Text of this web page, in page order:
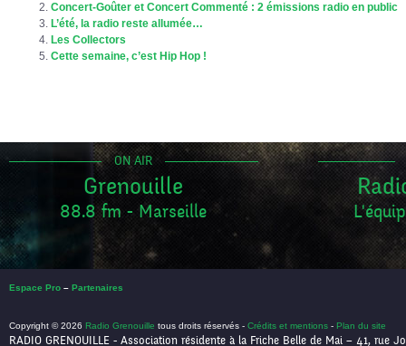
Concert-Goûter et Concert Commenté : 2 émissions radio en public
L’été, la radio reste allumée…
Les Collectors
Cette semaine, c’est Hip Hop !
ON AIR
Grenouille
88.8 fm - Marseille
Espace Pro – Partenaires
Copyright © 2026 Radio Grenouille tous droits réservés - Crédits et mentions - Plan du site
RADIO GRENOUILLE - Association résidente à la Friche Belle de Mai – 41, rue